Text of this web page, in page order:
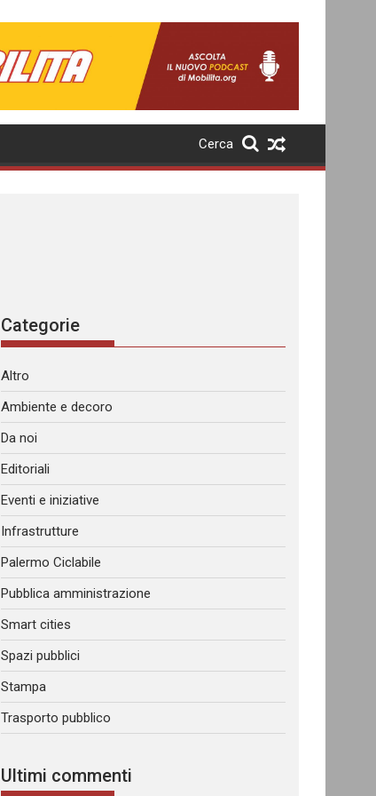
Cerca
Categorie
Altro
Ambiente e decoro
Da noi
Editoriali
Eventi e iniziative
Infrastrutture
Palermo Ciclabile
Pubblica amministrazione
Smart cities
Spazi pubblici
Stampa
Trasporto pubblico
Ultimi commenti